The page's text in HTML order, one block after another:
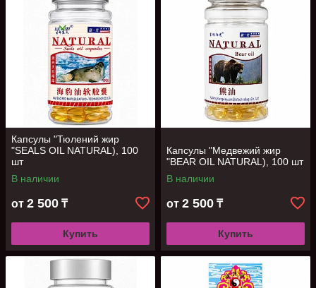
Капсулы "Тюлений жир
"SEALS OIL NATURAL), 100
шт
В наличии
от 2 500 ₸
Купить
Капсулы "Медвежий жир
"BEAR OIL NATURAL), 100 шт
В наличии
от 2 500 ₸
Купить